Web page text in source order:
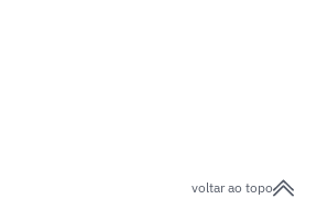
voltar ao topo